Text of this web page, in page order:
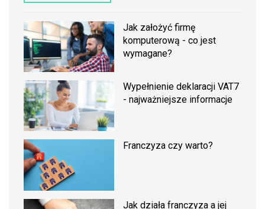
Jak założyć firmę
komputerową - co jest
wymagane?
Wypełnienie deklaracji VAT7
- najważniejsze informacje
Franczyza czy warto?
Jak działa franczyza a jej